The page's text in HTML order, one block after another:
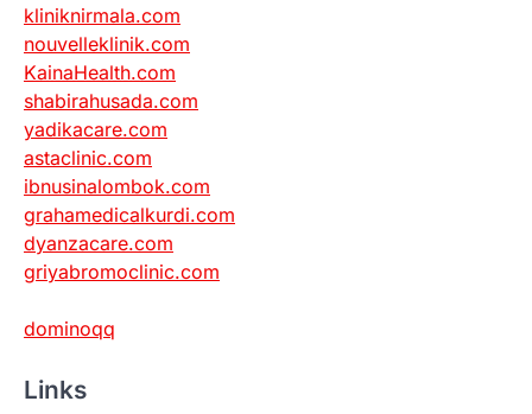
kliniknirmala.com
nouvelleklinik.com
KainaHealth.com
shabirahusada.com
yadikacare.com
astaclinic.com
ibnusinalombok.com
grahamedicalkurdi.com
dyanzacare.com
griyabromoclinic.com
dominoqq
Links